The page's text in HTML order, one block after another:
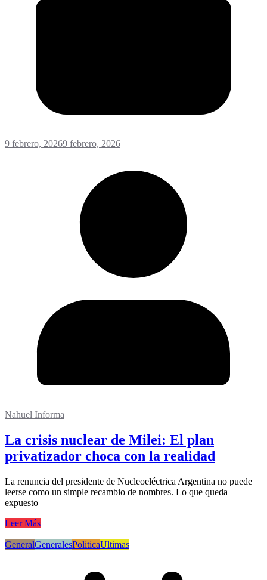
9 febrero, 20269 febrero, 2026
Nahuel Informa
La crisis nuclear de Milei: El plan
privatizador choca con la realidad
La renuncia del presidente de Nucleoeléctrica Argentina no puede
leerse como un simple recambio de nombres. Lo que queda
expuesto
Leer Más
GeneralGeneralesPoliticaUltimas